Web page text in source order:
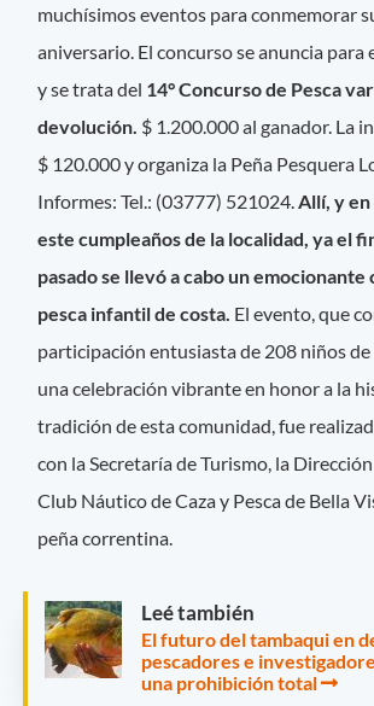
muchísimos eventos para conmemorar
aniversario. El concurso se anuncia para
y se trata del 14° Concurso de Pesca
devolución. $ 1.200.000 al ganador. La
$ 120.000 y organiza la Peña Pesquera
Informes: Tel.: (03777) 521024. Allí, y
este cumpleaños de la localidad, ya el
pasado se llevó a cabo un emocionante
pesca infantil de costa. El evento, que
participación entusiasta de 208 niños
una celebración vibrante en honor a la
tradición de esta comunidad, fue
con la Secretaría de Turismo, la
Club Náutico de Caza y Pesca de Bella
peña correntina.
Leé también
El futuro del tambaqui en
pescadores e
una prohibición total